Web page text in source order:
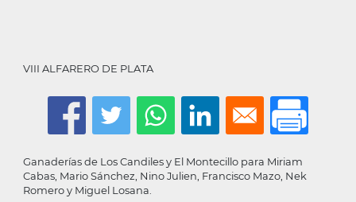
VIII ALFARERO DE PLATA
Ganaderías de Los Candiles y El Montecillo para Miriam
Cabas, Mario Sánchez, Nino Julien, Francisco Mazo, Nek
Romero y Miguel Losana.